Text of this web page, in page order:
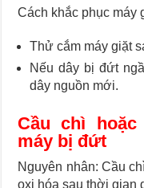
Cách khắc phục máy
Thử cắm máy giặt
Nếu dây bị đứt
dây nguồn mới.
Cầu chì
máy bị đứt
Nguyên nhân: Cầu
oxi hóa sau thời gian